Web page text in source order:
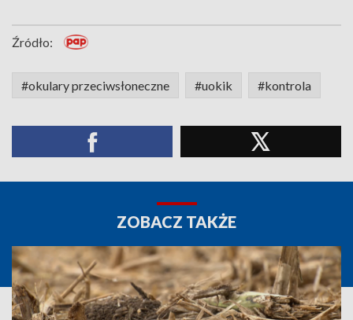
Źródło:
#okulary przeciwsłoneczne #uokik #kontrola
ZOBACZ TAKŻE